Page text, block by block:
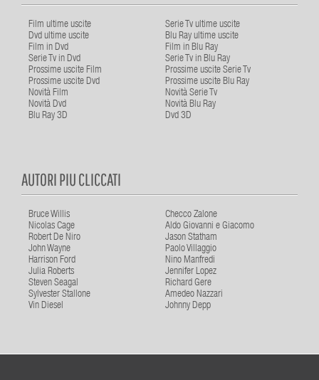
Film ultime uscite
Serie Tv ultime uscite
Dvd ultime uscite
Blu Ray ultime uscite
Film in Dvd
Film in Blu Ray
Serie Tv in Dvd
Serie Tv in Blu Ray
Prossime uscite Film
Prossime uscite Serie Tv
Prossime uscite Dvd
Prossime uscite Blu Ray
Novità Film
Novità Serie Tv
Novità Dvd
Novità Blu Ray
Blu Ray 3D
Dvd 3D
AUTORI PIU CLICCATI
Bruce Willis
Checco Zalone
Nicolas Cage
Aldo Giovanni e Giacomo
Robert De Niro
Jason Statham
John Wayne
Paolo Villaggio
Harrison Ford
Nino Manfredi
Julia Roberts
Jennifer Lopez
Steven Seagal
Richard Gere
Sylvester Stallone
Amedeo Nazzari
Vin Diesel
Johnny Depp